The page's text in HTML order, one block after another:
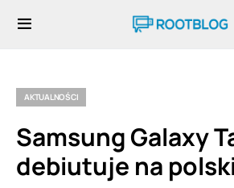
AKTUALNOŚCI
Samsung Galaxy
debiutuje na